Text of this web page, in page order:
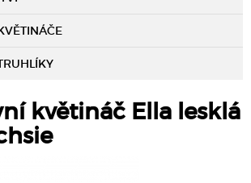
květináč Ella lesklá